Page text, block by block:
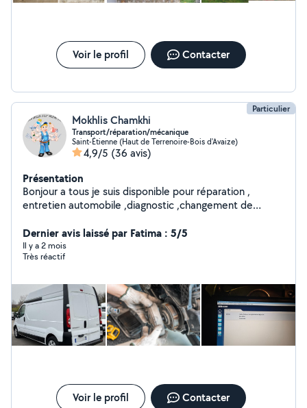
Voir le profil Contacter
Particulier
Mokhlis Chamkhi
Transport/réparation/mécanique
Saint-Étienne (Haut de Terrenoire-Bois d'Avaize)
4,9/5 (36 avis)
Présentation
Bonjour a tous je suis disponible pour réparation ,
entretien automobile ,diagnostic ,changement de
fourgon et nettoyage maison et fin de chantier
N'hésitez pas a demander.
Dernier avis laissé par Fatima : 5/5
Il y a 2 mois
Très réactif
Voir le profil Contacter